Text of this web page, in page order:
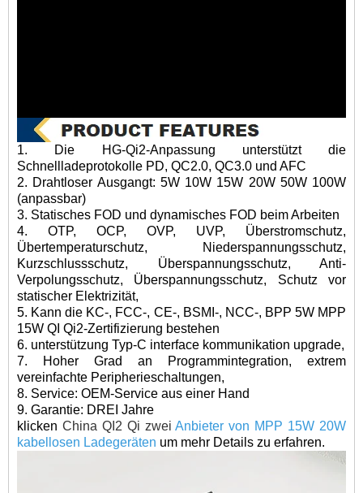
1. Die HG-Qi2-Anpassung unterstützt die
Schnellladeprotokolle PD, QC2.0, QC3.0 und AFC
2. Drahtloser Ausgangt: 5W 10W 15W 20W 50W 100W
(anpassbar)
3. Statisches FOD und dynamisches FOD beim Arbeiten
4. OTP, OCP, OVP, UVP, Überstromschutz,
Übertemperaturschutz, Niederspannungsschutz,
Kurzschlussschutz, Überspannungsschutz, Anti-
Verpolungsschutz, Überspannungsschutz, Schutz vor
statischer Elektrizität,
5. Kann die KC-, FCC-, CE-, BSMI-, NCC-, BPP 5W MPP
15W QI Qi2-Zertifizierung bestehen
6. unterstützung Typ-C interface kommunikation upgrade,
7. Hoher Grad an Programmintegration, extrem
vereinfachte Peripherieschaltungen,
8. Service: OEM-Service aus einer Hand
9. Garantie: DREI Jahre
klicken China QI2 Qi zwei Anbieter von MPP 15W 20W
kabellosen Ladegeräten um mehr Details zu erfahren.